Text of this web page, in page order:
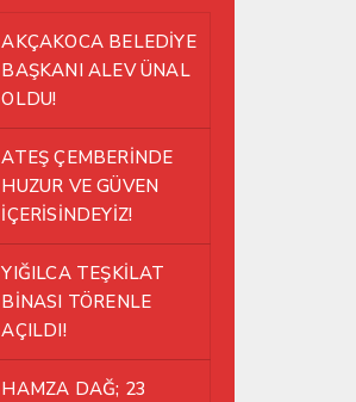
AKÇAKOCA BELEDİYE
BAŞKANI ALEV ÜNAL
OLDU!
ATEŞ ÇEMBERİNDE
HUZUR VE GÜVEN
İÇERİSİNDEYİZ!
YIĞILCA TEŞKİLAT
BİNASI TÖRENLE
AÇILDI!
HAMZA DAĞ; 23